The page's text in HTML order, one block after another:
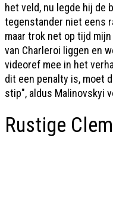
het veld, nu legde hij de
tegenstander niet eens
maar trok net op tijd
van Charleroi liggen en
videoref mee in het
dit een penalty is, moet
stip", aldus Malinovskyi
Rustige